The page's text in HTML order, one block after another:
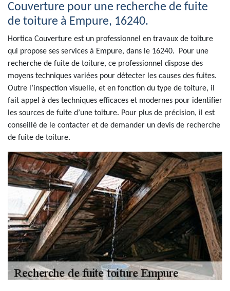
Couverture pour une recherche de fuite
de toiture à Empure, 16240.
Hortica Couverture est un professionnel en travaux de toiture
qui propose ses services à Empure, dans le 16240. Pour une
recherche de fuite de toiture, ce professionnel dispose des
moyens techniques variées pour détecter les causes des fuites.
Outre l’inspection visuelle, et en fonction du type de toiture, il
fait appel à des techniques efficaces et modernes pour identifier
les sources de fuite d’une toiture. Pour plus de précision, il est
conseillé de le contacter et de demander un devis de recherche
de fuite de toiture.